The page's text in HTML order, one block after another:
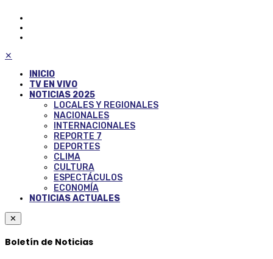
✕
INICIO
TV EN VIVO
NOTICIAS 2025
LOCALES Y REGIONALES
NACIONALES
INTERNACIONALES
REPORTE 7
DEPORTES
CLIMA
CULTURA
ESPECTÁCULOS
ECONOMÍA
NOTICIAS ACTUALES
✕
Boletín de Noticias